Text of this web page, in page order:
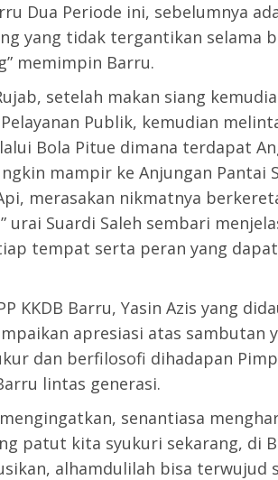
Dua Periode ini, sebelumnya
yang tidak tergantikan selama
memimpin Barru.
setelah makan siang
Publik, kemudian
Bola Pitue dimana terdapat
mampir ke Anjungan Pantai
merasakan nikmatnya
urai Suardi Saleh sembari
tempat serta peran yang
KKDB Barru, Yasin Azis yang
apresiasi atas sambutan
dan berfilosofi dihadapan
lintas generasi.
senantiasa
patut kita syukuri sekarang, di
alhamdulilah bisa terwujud